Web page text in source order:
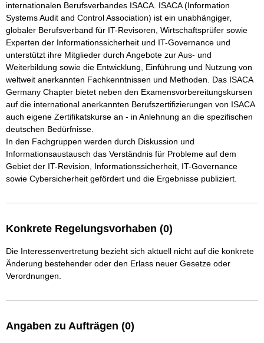
internationalen Berufsverbandes ISACA. ISACA (Information
Systems Audit and Control Association) ist ein unabhängiger,
globaler Berufsverband für IT-Revisoren, Wirtschaftsprüfer sowie
Experten der Informationssicherheit und IT-Governance und
unterstützt ihre Mitglieder durch Angebote zur Aus- und
Weiterbildung sowie die Entwicklung, Einführung und Nutzung von
weltweit anerkannten Fachkenntnissen und Methoden. Das ISACA
Germany Chapter bietet neben den Examensvorbereitungskursen
auf die international anerkannten Berufszertifizierungen von ISACA
auch eigene Zertifikatskurse an - in Anlehnung an die spezifischen
deutschen Bedürfnisse.
In den Fachgruppen werden durch Diskussion und
Informationsaustausch das Verständnis für Probleme auf dem
Gebiet der IT-Revision, Informationssicherheit, IT-Governance
sowie Cybersicherheit gefördert und die Ergebnisse publiziert.
Konkrete Regelungsvorhaben (0)
Die Interessenvertretung bezieht sich aktuell nicht auf die konkrete
Änderung bestehender oder den Erlass neuer Gesetze oder
Verordnungen.
Angaben zu Aufträgen (0)